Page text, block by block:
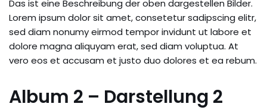
Das ist eine Beschreibung der oben dargestellen Bilder.
Lorem ipsum dolor sit amet, consetetur sadipscing elitr,
sed diam nonumy eirmod tempor invidunt ut labore et
dolore magna aliquyam erat, sed diam voluptua. At
vero eos et accusam et justo duo dolores et ea rebum.
Album 2 – Darstellung 2